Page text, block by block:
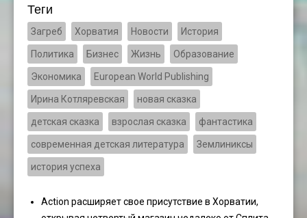
Теги
Загреб Хорватия Новости История
Политика Бизнес Жизнь Образование
Экономика European World Publishing
Ирина Котляревская новая сказка
детская сказка взрослая сказка фантастика
современная детская литература Землиниксы
история успеха
Action расширяет свое присутствие в Хорватии,